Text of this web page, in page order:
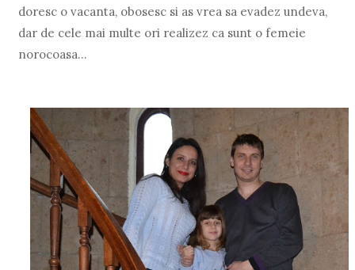
doresc o vacanta, obosesc si as vrea sa evadez undeva,
dar de cele mai multe ori realizez ca sunt o femeie
norocoasa...